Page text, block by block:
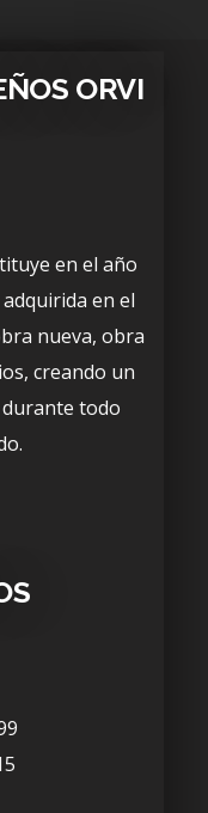
ORVI
en el año
en el
nueva, obra
creando un
todo